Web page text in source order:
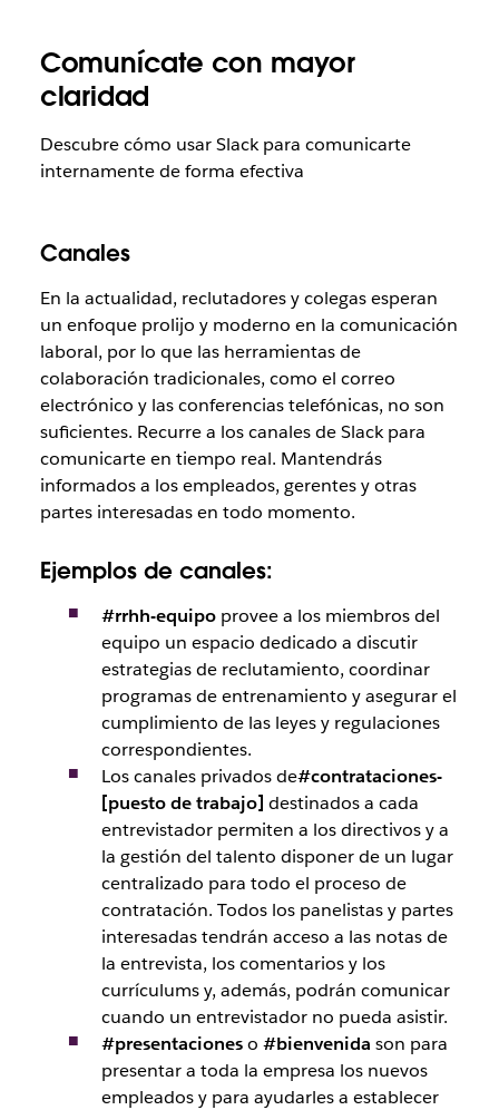
Comunícate con mayor
claridad
Descubre cómo usar Slack para comunicarte
internamente de forma efectiva
Canales
En la actualidad, reclutadores y colegas esperan
un enfoque prolijo y moderno en la comunicación
laboral, por lo que las herramientas de
colaboración tradicionales, como el correo
electrónico y las conferencias telefónicas, no son
suficientes. Recurre a los canales de Slack para
comunicarte en tiempo real. Mantendrás
informados a los empleados, gerentes y otras
partes interesadas en todo momento.
Ejemplos de canales:
#rrhh-equipoprovee a los miembros del
equipo un espacio dedicado a discutir
estrategias de reclutamiento, coordinar
programas de entrenamiento y asegurar el
cumplimiento de las leyes y regulaciones
correspondientes.
Los canales privados de#contrataciones-
[puesto de trabajo] destinados a cada
entrevistador permiten a los directivos y a
la gestión del talento disponer de un lugar
centralizado para todo el proceso de
contratación. Todos los panelistas y partes
interesadas tendrán acceso a las notas de
la entrevista, los comentarios y los
currículums y, además, podrán comunicar
cuando un entrevistador no pueda asistir.
#presentacioneso #bienvenida son para
presentar a toda la empresa los nuevos
empleados y para ayudarles a establecer